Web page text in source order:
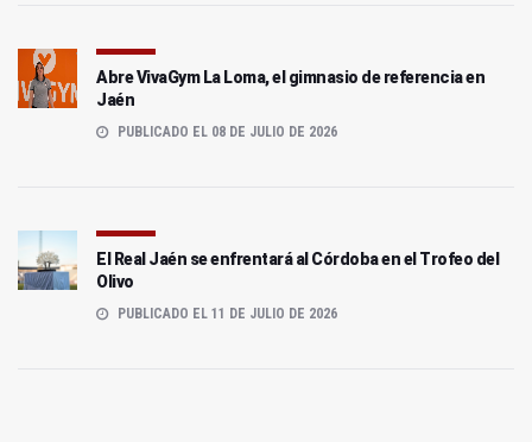
Abre VivaGym La Loma, el gimnasio de referencia en
Jaén
PUBLICADO EL 08 DE JULIO DE 2026
El Real Jaén se enfrentará al Córdoba en el Trofeo del
Olivo
PUBLICADO EL 11 DE JULIO DE 2026